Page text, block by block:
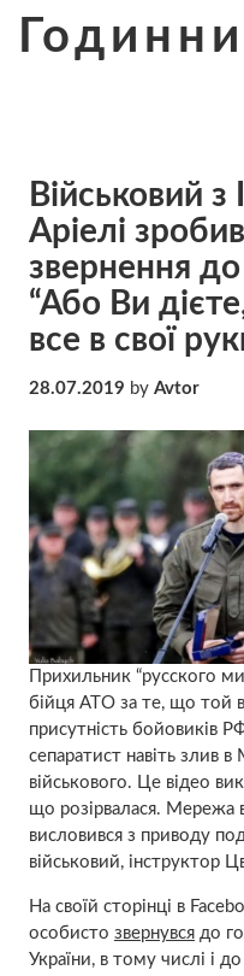
Військовий з
Аріелі
звернення
“Або Ви
все в свої
28.07.2019 by Avtor
Прихильник “русского
бійця АТО за те, що той
присутність бойовиків
сепаратист навіть злив
військового. Це відео
що розірвалася. Мережа
висловився з приводу
військовий, інструктор
На своїй сторінці в
особисто звернувсядо
України, в тому числі і